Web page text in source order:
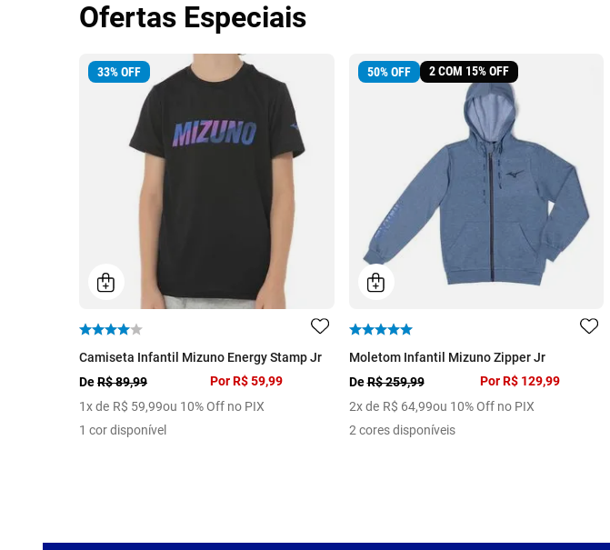
Ofertas Especiais
33%OFF
Camiseta Infantil Mizuno Energy Stamp Jr
DeR$ 89,99
1 x de R$ 59,99ou 10% Off no PIX
Por R$ 59,99
1 cor disponível
50%OFF 2 COM 15% OFF
Moletom Infantil Mizuno Zipper Jr
DeR$ 259,99
2x de R$ 64,99ou 10% Off no PIX
Por R$ 129,99
2 cores disponíveis